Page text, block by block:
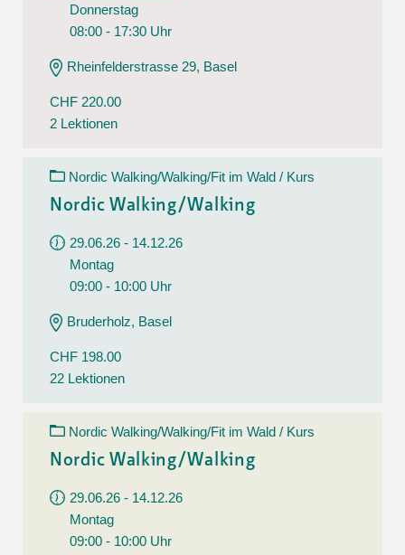
Donnerstag
08:00 - 17:30 Uhr
Rheinfelderstrasse 29, Basel
CHF 220.00
2 Lektionen
Nordic Walking/Walking/Fit im Wald / Kurs
Nordic Walking/Walking
29.06.26 - 14.12.26
Montag
09:00 - 10:00 Uhr
Bruderholz, Basel
CHF 198.00
22 Lektionen
Nordic Walking/Walking/Fit im Wald / Kurs
Nordic Walking/Walking
29.06.26 - 14.12.26
Montag
09:00 - 10:00 Uhr